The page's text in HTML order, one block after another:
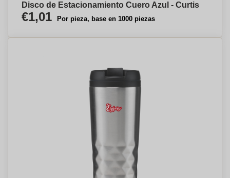
Disco de Estacionamiento Cuero Azul - Curtis
€1,01 Por pieza, base en 1000 piezas